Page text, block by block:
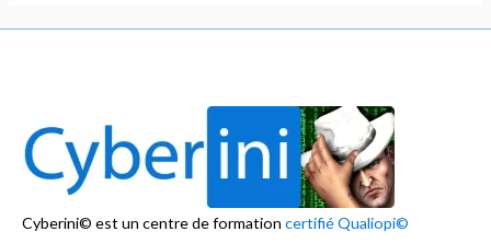
Cyberini© est un centre de formation certifié Qualiopi©